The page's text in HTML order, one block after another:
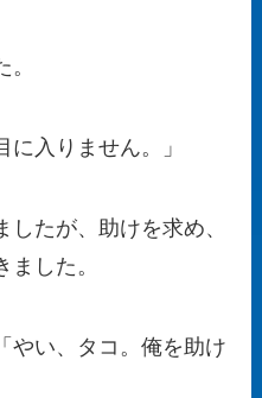
に入りません。」
たが、助けを求め、
した。
やい、タコ。俺を助け